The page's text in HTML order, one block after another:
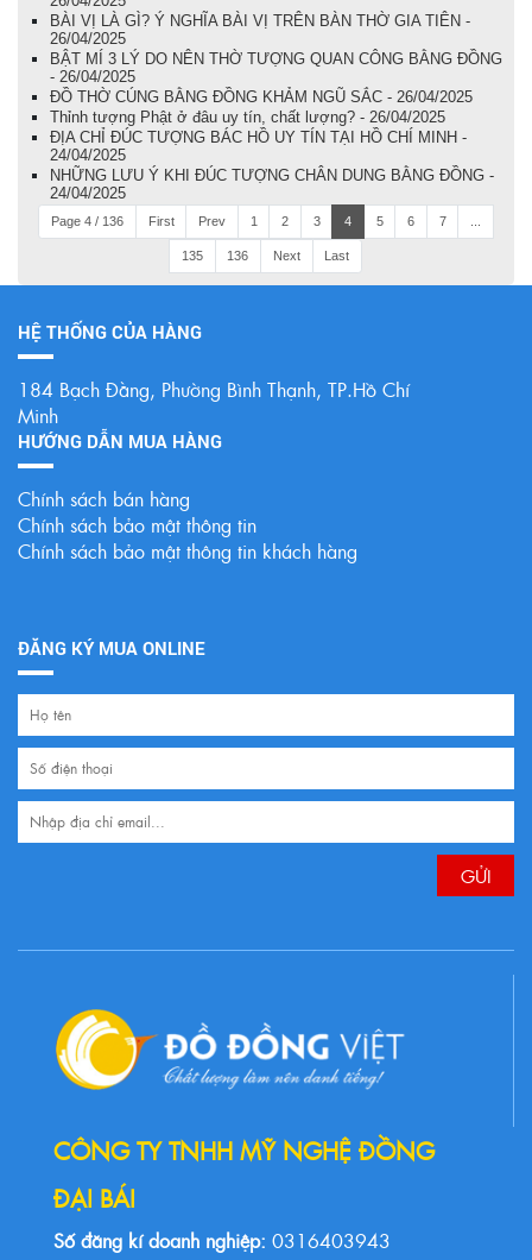
BÀI VỊ LÀ GÌ? Ý NGHĨA BÀI VỊ TRÊN BÀN THỜ GIA TIÊN -
26/04/2025
BẬT MÍ 3 LÝ DO NÊN THỜ TƯỢNG QUAN CÔNG BẰNG ĐỒNG
- 26/04/2025
ĐỒ THỜ CÚNG BẰNG ĐỒNG KHẢM NGŨ SẮC - 26/04/2025
Thỉnh tượng Phật ở đâu uy tín, chất lượng? - 26/04/2025
ĐỊA CHỈ ĐÚC TƯỢNG BÁC HỒ UY TÍN TẠI HỒ CHÍ MINH -
24/04/2025
NHỮNG LƯU Ý KHI ĐÚC TƯỢNG CHÂN DUNG BẰNG ĐỒNG -
24/04/2025
Page 4 / 136 First Prev 1 2 3 4 5 6 7
135 136 Next Last
HỆ THỐNG CỦA HÀNG
184 Bạch Đằng, Phường Bình Thạnh, TP.Hồ Chí
Minh
HƯỚNG DẪN MUA HÀNG
Chính sách bán hàng
Chính sách bảo mật thông tin
Chính sách bảo mật thông tin khách hàng
ĐĂNG KÝ MUA ONLINE
CÔNG TY TNHH MỸ NGHỆ ĐỒNG
ĐẠI BÁI
Số đăng kí doanh nghiệp: 0316403943